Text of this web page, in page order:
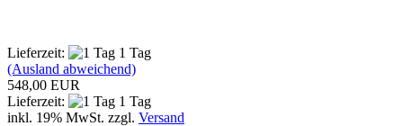
Lieferzeit:
1 Tag
(Ausland abweichend)
548,00 EUR
Lieferzeit:
1 Tag
inkl. 19% MwSt. zzgl. Versand